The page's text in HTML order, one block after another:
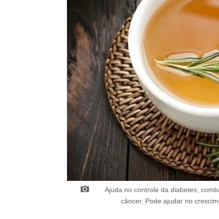
Ajuda no controle da diabetes,
câncer, Pode ajudar no
Before You Go
BRAINBERRIES
Top 10 Pop Divas (She's Not